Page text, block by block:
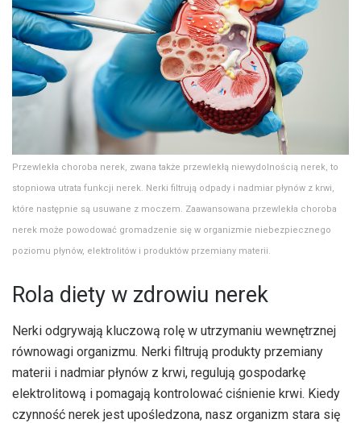
Przewlekła choroba nerek, zwana także przewlekłą niewydolnością nerek, to
stopniowa utrata funkcji nerek. Nerki filtrują odpady i nadmiar płynów z krwi,
które następnie są usuwane z moczem. Zaawansowana przewlekła choroba
nerek może powodować gromadzenie się w organizmie niebezpiecznego
poziomu płynów, elektrolitów i produktów przemiany materii.
Rola diety w zdrowiu nerek
Nerki odgrywają kluczową rolę w utrzymaniu wewnętrznej
równowagi organizmu. Nerki filtrują produkty przemiany
materii i nadmiar płynów z krwi, regulują gospodarkę
elektrolitową i pomagają kontrolować ciśnienie krwi. Kiedy
czynność nerek jest upośledzona, nasz organizm stara się